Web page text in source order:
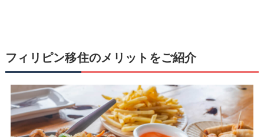
フィリピン移住のメリットをご紹介